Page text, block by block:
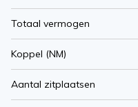
Totaal vermogen
Koppel (NM)
Aantal zitplaatsen